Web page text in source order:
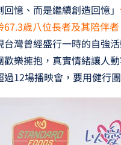
憶、而是繼續創造回憶」
歲八位長者及其陪伴
台灣曾經盛行一時的自強
樂擁抱，真實情緒讓人
12場播映會，要用健行